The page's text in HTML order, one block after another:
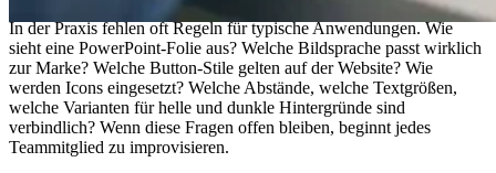
Allgemeines
In der Praxis fehlen oft Regeln für typische Anwendungen. Wie
sieht eine PowerPoint-Folie aus? Welche Bildsprache passt wirklich
zur Marke? Welche Button-Stile gelten auf der Website? Wie
werden Icons eingesetzt? Welche Abstände, welche Textgrößen,
welche Varianten für helle und dunkle Hintergründe sind
verbindlich? Wenn diese Fragen offen bleiben, beginnt jedes
Teammitglied zu improvisieren.